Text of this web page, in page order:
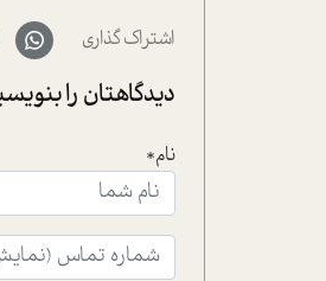
اشتراک گذاری
دیدگاهتان را
نام*